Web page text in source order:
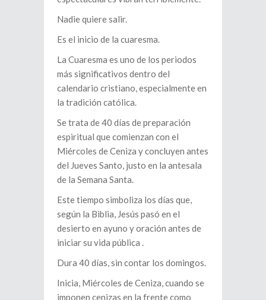
Nadie quiere salir.
Es el inicio de la cuaresma.
La Cuaresma es uno de los periodos
más significativos dentro del
calendario cristiano, especialmente en
la tradición católica.
Se trata de 40 días de preparación
espiritual que comienzan con el
Miércoles de Ceniza y concluyen antes
del Jueves Santo, justo en la antesala
de la Semana Santa.
Este tiempo simboliza los días que,
según la Biblia, Jesús pasó en el
desierto en ayuno y oración antes de
iniciar su vida pública .
Dura 40 días, sin contar los domingos.
Inicia, Miércoles de Ceniza, cuando se
imponen cenizas en la frente como